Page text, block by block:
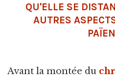
QU'ELLE SE
AUTRES
Avant la montée du